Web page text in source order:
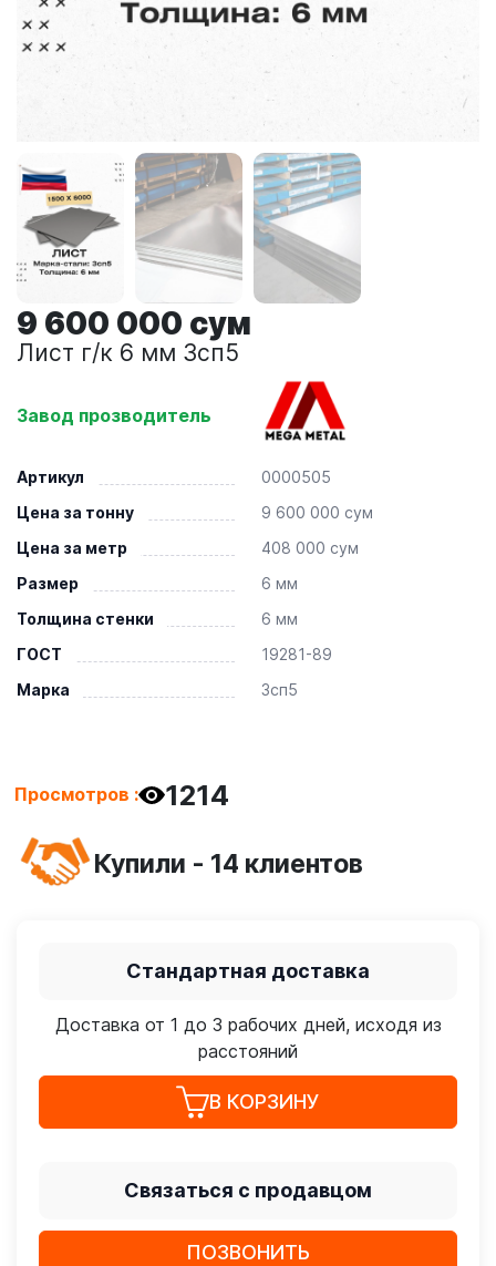
9 600 000 сум
Лист г/к 6 мм 3сп5
Завод прозводитель
Артикул
0000505
Цена за тонну
9 600 000 сум
Цена за метр
408 000 сум
Размер
6 мм
Толщина стенки
6 мм
ГОСТ
19281-89
Марка
3сп5
Просмотров : 1214
Купили - 14 клиентов
Стандартная доставка
Доставка от 1 до 3 рабочих дней, исходя из
расстояний
В КОРЗИНУ
Связаться с продавцом
ПОЗВОНИТЬ